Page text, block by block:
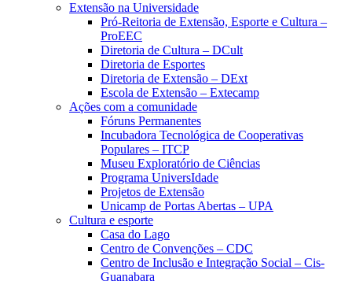
Extensão na Universidade
Pró-Reitoria de Extensão, Esporte e Cultura –
ProEEC
Diretoria de Cultura – DCult
Diretoria de Esportes
Diretoria de Extensão – DExt
Escola de Extensão – Extecamp
Ações com a comunidade
Fóruns Permanentes
Incubadora Tecnológica de Cooperativas
Populares – ITCP
Museu Exploratório de Ciências
Programa UniversIdade
Projetos de Extensão
Unicamp de Portas Abertas – UPA
Cultura e esporte
Casa do Lago
Centro de Convenções – CDC
Centro de Inclusão e Integração Social – Cis-
Guanabara